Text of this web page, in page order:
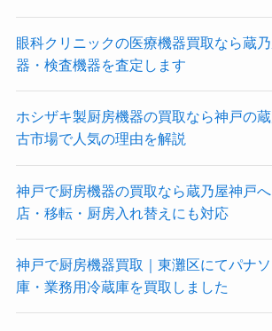
眼科クリニックの医療機器買取なら蔵
器・検査機器を査定します
ホシザキ製厨房機器の買取なら神戸の
古市場で人気の理由を解説
神戸で厨房機器の買取なら蔵乃屋神戸
店・移転・厨房入れ替えにも対応
神戸で厨房機器買取｜東灘区にてパナ
庫・業務用冷蔵庫を買取しました